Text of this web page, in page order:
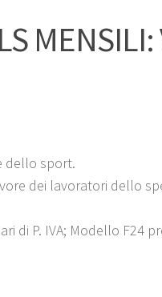
dello sport.
dei lavoratori dello
di P. IVA; Modello F24